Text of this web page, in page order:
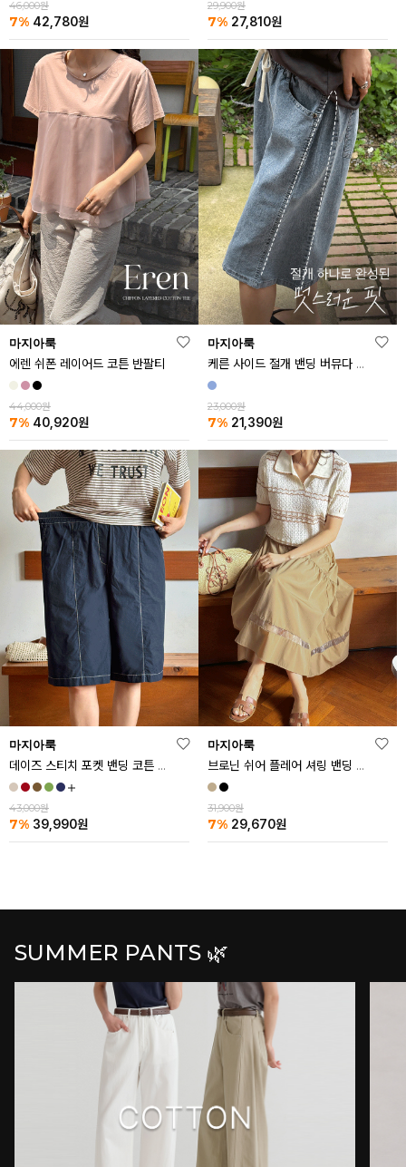
46,000원
7% 42,780원
29,900원
7% 27,810원
마지아룩
에렌 쉬폰 레이어드 코튼 반팔티
44,000원
7% 40,920원
마지아룩
케른 사이드 절개 밴딩 버뮤다 데님 반바지
23,000원
7% 21,390원
마지아룩
데이즈 스티치 포켓 밴딩 코튼 반바지
43,000원
7% 39,990원
마지아룩
브로닌 쉬어 플레어 셔링 밴딩 스커트
31,900원
7% 29,670원
SUMMER PANTS 🌿